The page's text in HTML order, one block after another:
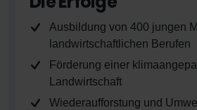
Ausbildung von 400 jungen
landwirtschaftlichen Berufen
Förderung einer
Landwirtschaft
Wiederaufforstung und